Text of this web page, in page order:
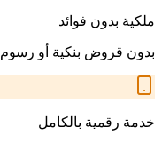
ملكية بدون فوائد
بدون قروض بنكية أو
خدمة رقمية بالكامل